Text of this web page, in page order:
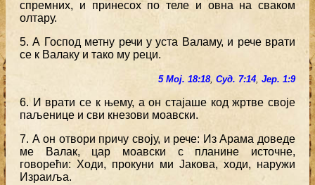
спремних, и принесох по теле и овна на сваком
олтару.
5. А Господ метну речи у уста Валаму, и рече врати
се к Валаку и тако му реци.
5 Мој. 18:18, Суд. 7:14, Јер. 1:9
6. И врати се к њему, а он стајаше код жртве своје
паљенице и сви кнезови моавски.
7. А он отвори причу своју, и рече: Из Арама доведе
ме Валак, цар моавски с планине источне,
говорећи: Ходи, прокуни ми Јакова, ходи, наружи
Израиља.